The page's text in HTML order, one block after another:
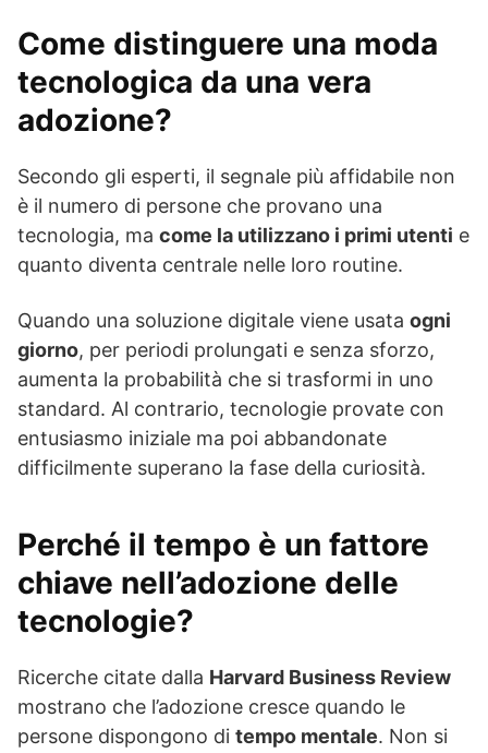
Come distinguere una moda
tecnologica da una vera
adozione?
Secondo gli esperti, il segnale più affidabile non
è il numero di persone che provano una
tecnologia, ma come la utilizzano i primi utenti e
quanto diventa centrale nelle loro routine.
Quando una soluzione digitale viene usata ogni
giorno, per periodi prolungati e senza sforzo,
aumenta la probabilità che si trasformi in uno
standard. Al contrario, tecnologie provate con
entusiasmo iniziale ma poi abbandonate
difficilmente superano la fase della curiosità.
Perché il tempo è un fattore
chiave nell’adozione delle
tecnologie?
Ricerche citate dalla Harvard Business Review
mostrano che l’adozione cresce quando le
persone dispongono di tempo mentale. Non si